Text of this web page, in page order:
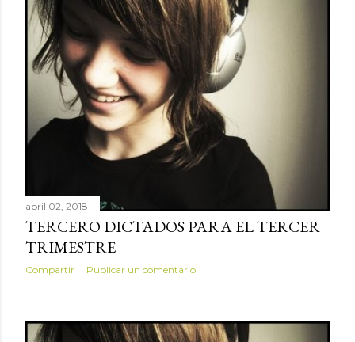
abril 02, 2018
TERCERO DICTADOS PARA EL TERCER
TRIMESTRE
Compartir Publicar un comentario